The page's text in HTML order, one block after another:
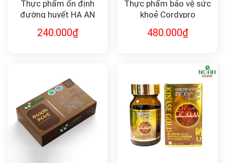
Thực phẩm ổn định
đường huyết HẠ AN
240.000₫
Thực phẩm bảo vệ sức
khoẻ Cordypro
vật
480.000₫